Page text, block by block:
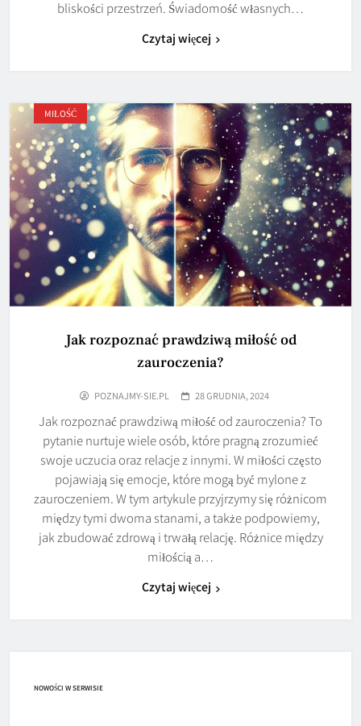
bliskości przestrzeń. Świadomość własnych…
Czytaj więcej
MIŁOŚĆ
Jak rozpoznać prawdziwą miłość od
zauroczenia?
POZNAJMY-SIE.PL 28 GRUDNIA, 2024
Jak rozpoznać prawdziwą miłość od zauroczenia? To
pytanie nurtuje wiele osób, które pragną zrozumieć
swoje uczucia oraz relacje z innymi. W miłości często
pojawiają się emocje, które mogą być mylone z
zauroczeniem. W tym artykule przyjrzymy się różnicom
między tymi dwoma stanami, a także podpowiemy,
jak zbudować zdrową i trwałą relację. Różnice między
miłością a…
Czytaj więcej
NOWOŚCI W SERWISIE